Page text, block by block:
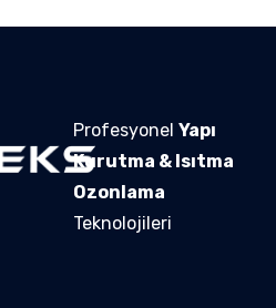
Profesyonel Yapı
Kurutma & Isıtma
Ozonlama
Teknolojileri